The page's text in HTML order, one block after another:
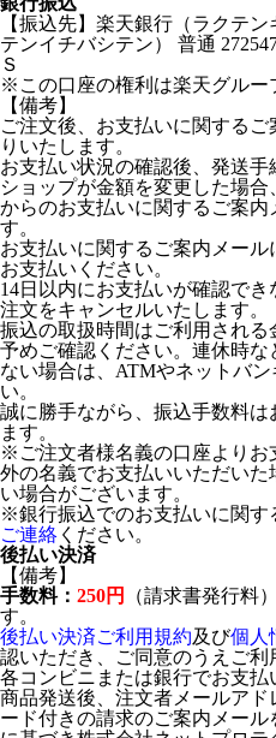
【振込先】楽天銀行（ラクテ
テンイチバシテン） 普通
Ｓ
※この口座の権利は楽天グルー
【備考】
ご注文後、お支払いに関する
りいたします。
お支払い状況の確認後、発送手
ショップが金額を変更した場
からのお支払いに関するご案内
す。
お支払いに関するご案内メール
お支払いください。
14日以内にお支払いが確認で
注文をキャンセルいたします。
振込の取扱時間はご利用され
予めご確認ください。連休時
ない場合は、ATMやネットバ
い。
誠に勝手ながら、振込手数料
ます。
※ご注文者様名義の口座よりお
外の名義でお支払いいただい
い場合がございます。
※銀行振込でのお支払いに関す
ご連絡 ください。
後払い決済
【備考】
手数料： 250円
（請求書発行料
す。
後払い決済ご利用規約及び個人
認いただき、ご同意のうえご利
各コンビニまたは銀行でお支払
商品発送後、注文者メールア
ード付きの請求のご案内メー